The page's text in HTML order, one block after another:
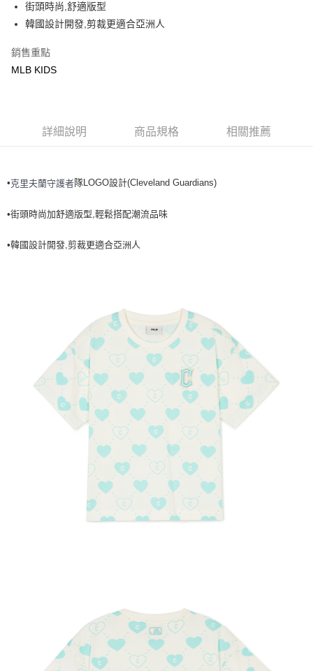
運送方式
每筆NT$60，滿NT$499(含以上)免運費
7-11取貨付款<未取貨列黑名單/不支援離島取退>
每筆NT$60，滿NT$499(含以上)免運費
宅配滿699免運
街頭時尚,舒適版型
韓國設計開發,剪裁更適合亞洲人
銷售重點
MLB KIDS
詳細說明 商品規格 相關推薦
•克里夫蘭守護者隊LOGO設計(Cleveland Guardians)
•街頭時尚加舒適版型,輕鬆搭配潮流品味
•韓國設計開發,剪裁更適合亞洲人